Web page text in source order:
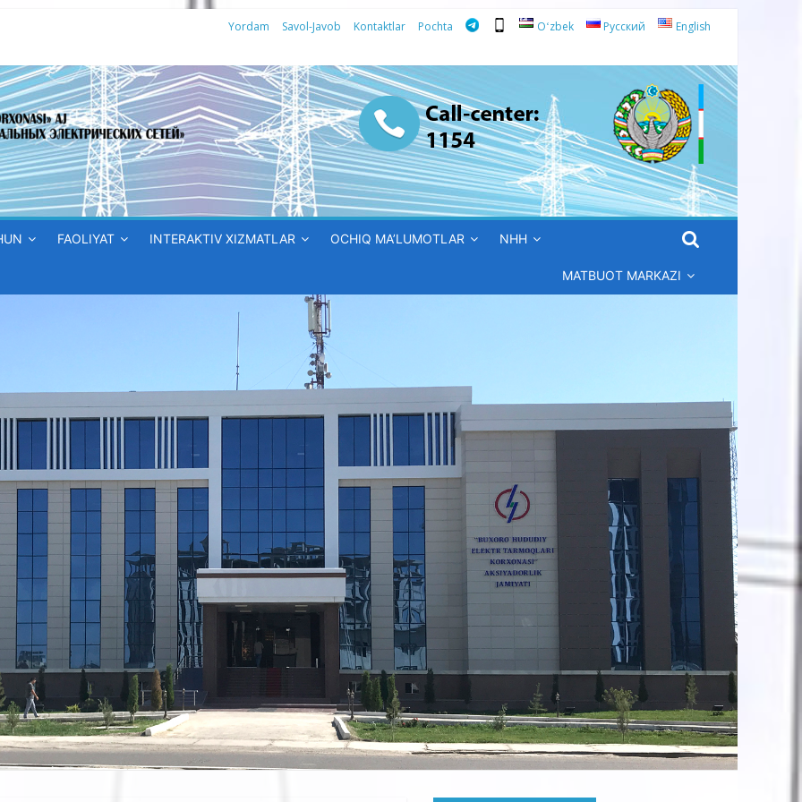
Yordam Savol-Javob Kontaktlar Pochta Oʻzbek Русский English
FAOLIYAT INTERAKTIV XIZMATLAR OCHIQ MA’LUMOTLAR NHH
MATBUOT MARKAZI